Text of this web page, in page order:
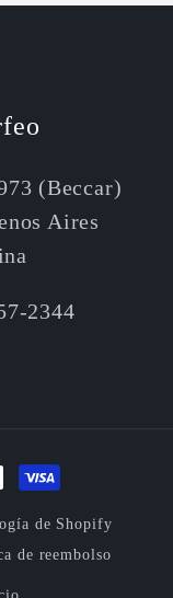
(Beccar)
Aires
2344
de Shopify
de reembolso